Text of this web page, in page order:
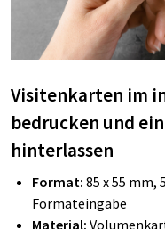
Visitenkarten im
bedrucken und
hinterlassen
Format: 85 x 55 mm,
Formateingabe
Material: